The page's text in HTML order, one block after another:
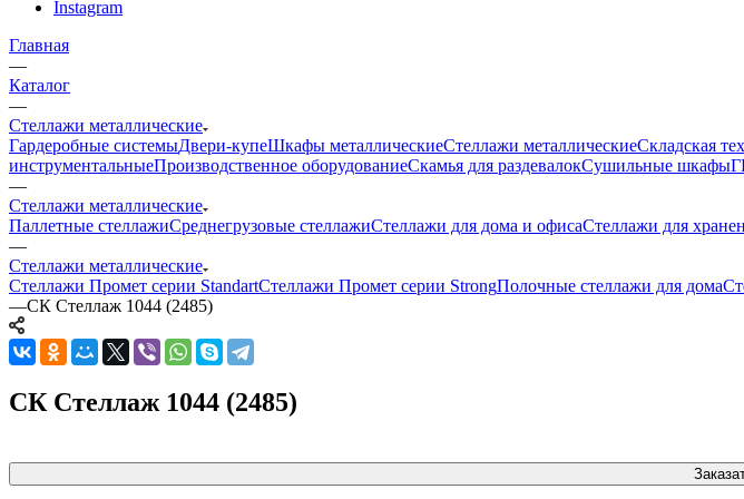
Instagram
Главная
—
Каталог
—
Стеллажи металлические
Гардеробные системыДвери-купеШкафы металлическиеСтеллажи металлическиеСкладская
инструментальныеПроизводственное оборудованиеСкамья для раздевалокСушильные шкафы
—
Стеллажи металлические
Паллетные стеллажиСреднегрузовые стеллажиСтеллажи для дома и офисаСтеллажи для
—
Стеллажи металлические
Стеллажи Промет серии StandartСтеллажи Промет серии StrongПолочные стеллажи для дома
—СК Стеллаж 1044 (2485)
СК Стеллаж 1044 (2485)